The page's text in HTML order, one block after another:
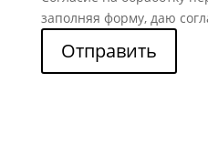
заполняя форму, даю
Отправить